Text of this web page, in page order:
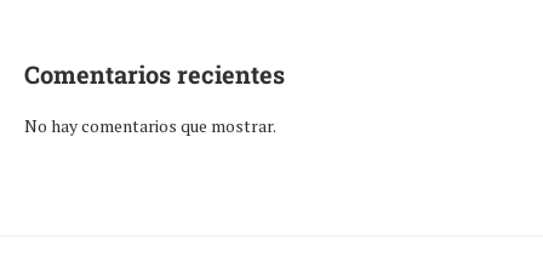
Comentarios recientes
No hay comentarios que mostrar.